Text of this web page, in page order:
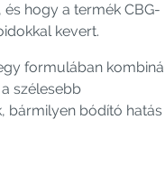
hogy a termék CBG-
kevert.
formulában
szélesebb
bármilyen bódító hatás